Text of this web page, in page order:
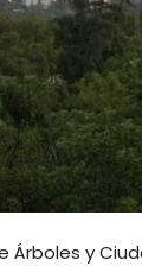
Árboles y